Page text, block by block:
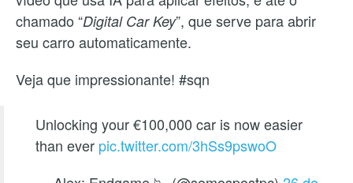
chamado “Digital Car Key”, que serve para abrir
seu carro automaticamente.
Veja que impressionante! #sqn
Unlocking your €100,000 car is now easier
than ever pic.twitter.com/3hSs9pswoO